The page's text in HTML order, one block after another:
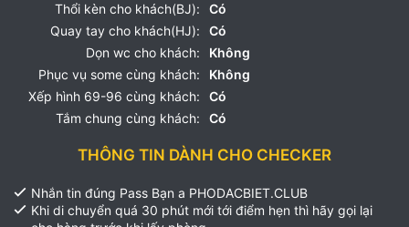
Thổi kèn cho khách(BJ):
Có
Quay tay cho khách(HJ):
Có
Dọn wc cho khách:
Không
Phục vụ some cùng khách:
Không
Xếp hình 69-96 cùng khách:
Có
Tắm chung cùng khách:
Có
THÔNG TIN DÀNH CHO CHECKER
Nhắn tin đúng Pass Bạn a PHODACBIET.CLUB
Khi di chuyển quá 30 phút mới tới điểm hẹn thì hãy gọi lại